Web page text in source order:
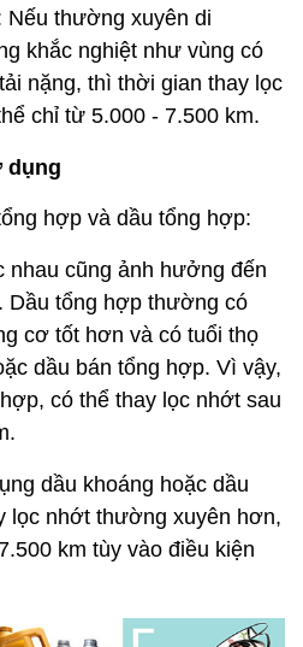
thường xuyên di
khắc nghiệt như vùng có
nặng, thì thời gian thay lọc
chỉ từ 5.000 - 7.500 km.
dụng
hợp và dầu tổng hợp:
nhau cũng ảnh hưởng đến
Dầu tổng hợp thường có
cơ tốt hơn và có tuổi thọ
dầu bán tổng hợp. Vì vậy,
có thể thay lọc nhớt sau
dầu khoáng hoặc dầu
lọc nhớt thường xuyên hơn,
km tùy vào điều kiện